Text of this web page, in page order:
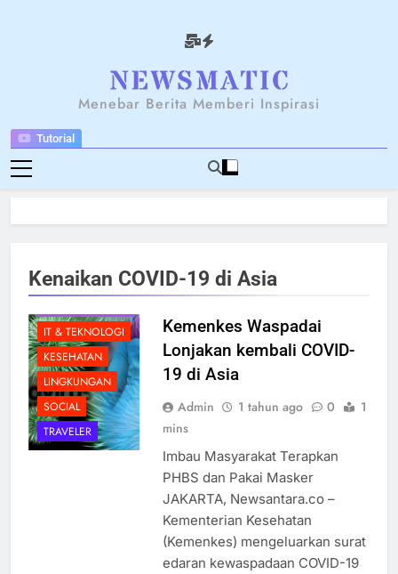
Tutorial
NEWSANTARA
Menebar Berita Memberi Inspirasi
Kenaikan COVID-19 di Asia
BERITA
IT & TEKNOLOGI
KESEHATAN
LINGKUNGAN
SOCIAL
TRAVELER
Kemenkes Waspadai
Lonjakan kembali COVID-
19 di Asia
Admin 1 tahun ago 0
1
mins
Imbau Masyarakat Terapkan
PHBS dan Pakai Masker
JAKARTA, Newsantara.co –
Kementerian Kesehatan
(Kemenkes) mengeluarkan surat
edaran kewaspadaan COVID-19